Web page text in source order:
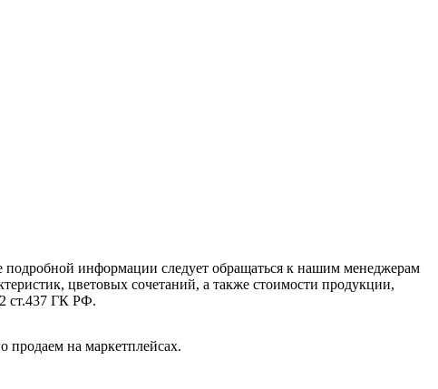
информации следует обращаться к нашим менеджерам
цветовых сочетаний, а также стоимости продукции,
ст.437 ГК РФ.
продаем на маркетплейсах.